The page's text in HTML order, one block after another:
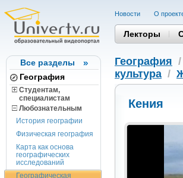
Все разделы
География
Студентам,
cпециалистам
Любознательным
История географии
Физическая география
Карта как основа
географических
исследований
Географическая
Новости О
Лекторы
География /
культура /
Кения